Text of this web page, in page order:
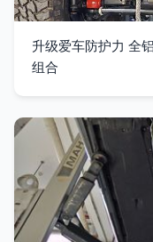
升级爱车防护力 全
组合